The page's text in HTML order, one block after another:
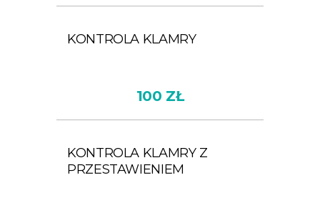
KONTROLA KLAMRY
100 ZŁ
KONTROLA KLAMRY Z
PRZESTAWIENIEM